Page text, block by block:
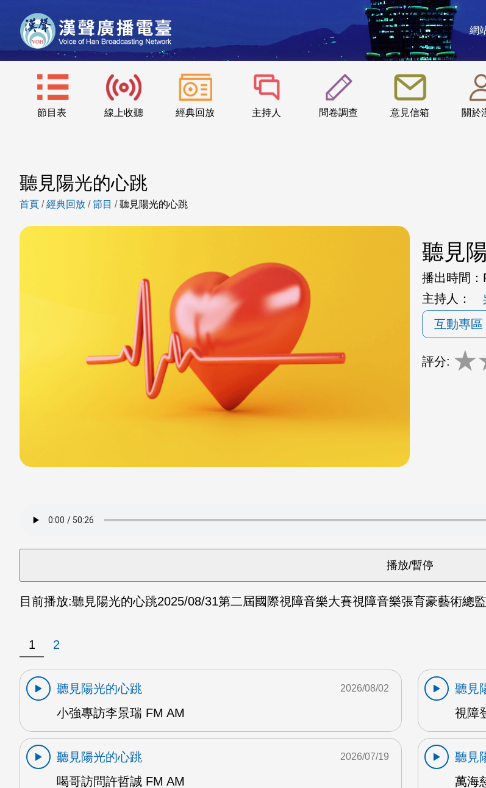
網
節目表 線上收聽 經典回放 主持人 問卷調查 意見信箱 關於
:::
聽見陽光的心跳
首頁 /經典回放 /節目 /聽見陽光的心跳
聽見
播出時間：
主持人：
互動專區
評分: ★
目前播放:聽見陽光的心跳2025/08/31第二屆國際視障音樂大賽視障音樂張育豪藝術總
1 2
聽見陽光的心跳
小強專訪李景瑞 FM AM
2026/08/02
聽見
視障
聽見陽光的心跳
喝哥訪問許哲誠 FM AM
2026/07/19
聽見
萬海